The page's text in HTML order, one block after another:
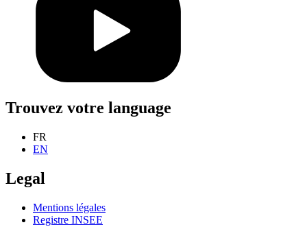
Trouvez votre language
FR
EN
Legal
Mentions légales
Registre INSEE